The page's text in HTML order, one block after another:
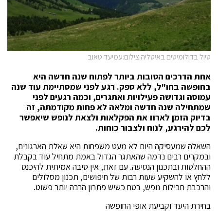
טיול בדולומיטים באיטליה.צילום:עמיעד טאוב
אחת הדרכים הטובות ביותר לפתוח שנה חדשה היא
בחופשה בחו"ל, ללא ספק. רגע לפני שמסתיימת עוד שנה
עמוסה וגדושה פעילויות ואתגרים, וכמה רגעים לפני
שמתחילה שנה חדשה ומלאה לא פחות מקודמתה, זה
בדיוק הזמן לארוז את הפקלאות ולצאת לנופש שיאפשר
לכם להירגע, לנוח ולצבור כוחות.
השאלה שמעסיקה היום לא מעט משפחות היא שאלת הארגונים,
ובמקרים רבים נדמה שהאתגר הגדול באמת מתחיל עוד בקבלת
ההחלטות ובתכנון הנסיעה. עם זאת, אין סיבה אמיתית להיכנס
ללחץ או להשקיע שעות רבות של חיפושים, תכנון מסלולים
והרכבת חבילות נופש, בטח כשיש פתרון הרבה יותר פשוט.
בחירת היעד וקביעת אופי החופשה